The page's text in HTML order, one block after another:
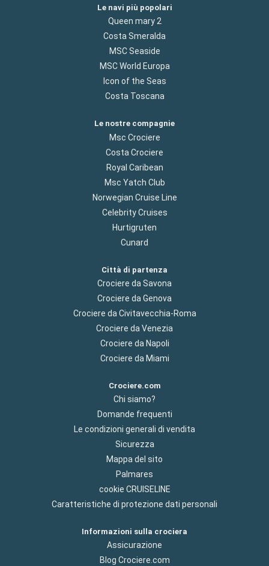
Le navi più popolari
Queen mary 2
Costa Smeralda
MSC Seaside
MSC World Europa
Icon of the Seas
Costa Toscana
Le nostre compagnie
Msc Crociere
Costa Crociere
Royal Caribean
Msc Yatch Club
Norwegian Cruise Line
Celebrity Cruises
Hurtigruten
Cunard
Città di partenza
Crociere da Savona
Crociere da Genova
Crociere da Civitavecchia-Roma
Crociere da Venezia
Crociere da Napoli
Crociere da Miami
Crociere.com
Chi siamo?
Domande frequenti
Le condizioni generali di vendita
Sicurezza
Mappa del sito
Palmares
cookie CRUISELINE
Caratteristiche di protezione dati personali
Informazioni sulla crociera
Assicurazione
Blog Crociere.com